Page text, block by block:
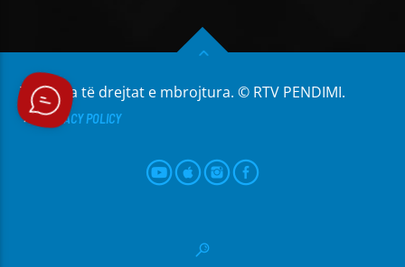
Të gjitha të drejtat e mbrojtura. © RTV PENDIMI.
PRIVACY POLICY